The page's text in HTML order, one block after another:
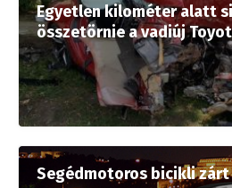
Egyetlen kilométer alatt
összetörnie a vadiúj
Segédmotoros bicikli